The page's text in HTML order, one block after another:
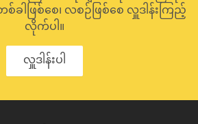
ါဖြစ်စေ၊ လစဉ်ဖြစ်စေ လှူဒါန်းကြည့်
လိုက်ပါ။
လှူဒါန်းပါ